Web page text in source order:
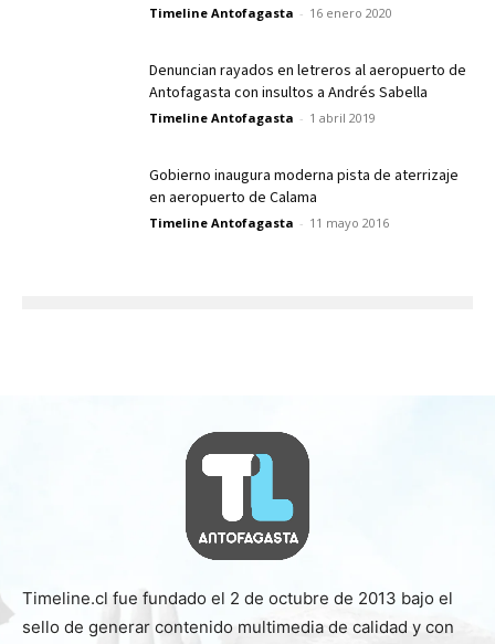
Timeline Antofagasta - 16 enero 2020
Denuncian rayados en letreros al aeropuerto de
Antofagasta con insultos a Andrés Sabella
Timeline Antofagasta - 1 abril 2019
Gobierno inaugura moderna pista de aterrizaje
en aeropuerto de Calama
Timeline Antofagasta - 11 mayo 2016
Timeline.cl fue fundado el 2 de octubre de 2013 bajo el
sello de generar contenido multimedia de calidad y con